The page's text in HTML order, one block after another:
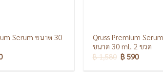
Serum ขนาด 30
Qruss Premium
ขนาด 30 ml. 2 ขวด
฿1,580 ฿ 590